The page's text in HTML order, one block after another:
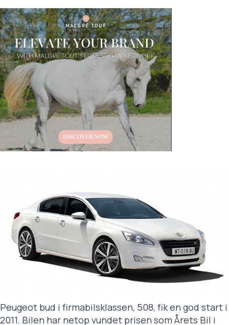
Peugeot bud i firmabilsklassen, 508, fik en god start i
2011. Bilen har netop vundet prisen som Årets Bil i